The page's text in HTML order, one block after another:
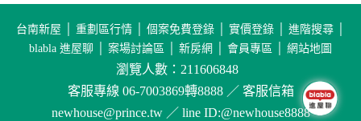
台南新屋 重劃區行情 個案免費登錄 實價登錄 進階搜尋
blabla 進屋聊
案場討論區 新房網 會員專區 網站地圖
瀏覽人數：211606848
客服專線 06-7003869轉8888 ／ 客服信箱
newhouse@prince.tw ／ line ID:@newhouse8888